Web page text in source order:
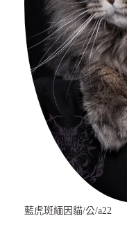
藍虎斑緬因貓/公/a22